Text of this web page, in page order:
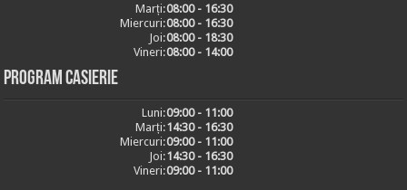
Marți:08:00 - 16:30
Miercuri:08:00 - 16:30
Joi:08:00 - 18:30
Vineri:08:00 - 14:00
Program casierie
Luni:09:00 - 11:00
Marți:14:30 - 16:30
Miercuri:09:00 - 11:00
Joi:14:30 - 16:30
Vineri:09:00 - 11:00